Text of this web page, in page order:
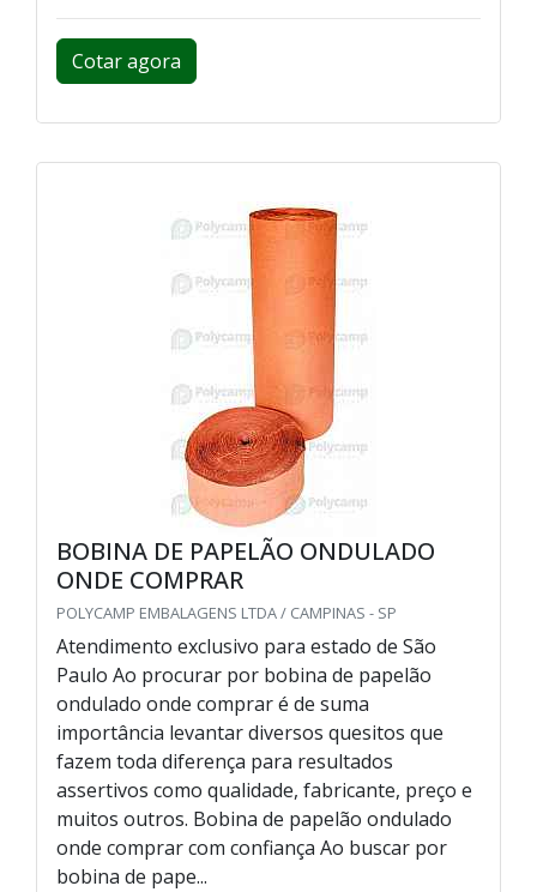
Cotar agora
BOBINA DE PAPELÃO ONDULADO
ONDE COMPRAR
POLYCAMP EMBALAGENS LTDA / CAMPINAS - SP
Atendimento exclusivo para estado de São
Paulo Ao procurar por bobina de papelão
ondulado onde comprar é de suma
importância levantar diversos quesitos que
fazem toda diferença para resultados
assertivos como qualidade, fabricante, preço e
muitos outros. Bobina de papelão ondulado
onde comprar com confiança Ao buscar por
bobina de pape...